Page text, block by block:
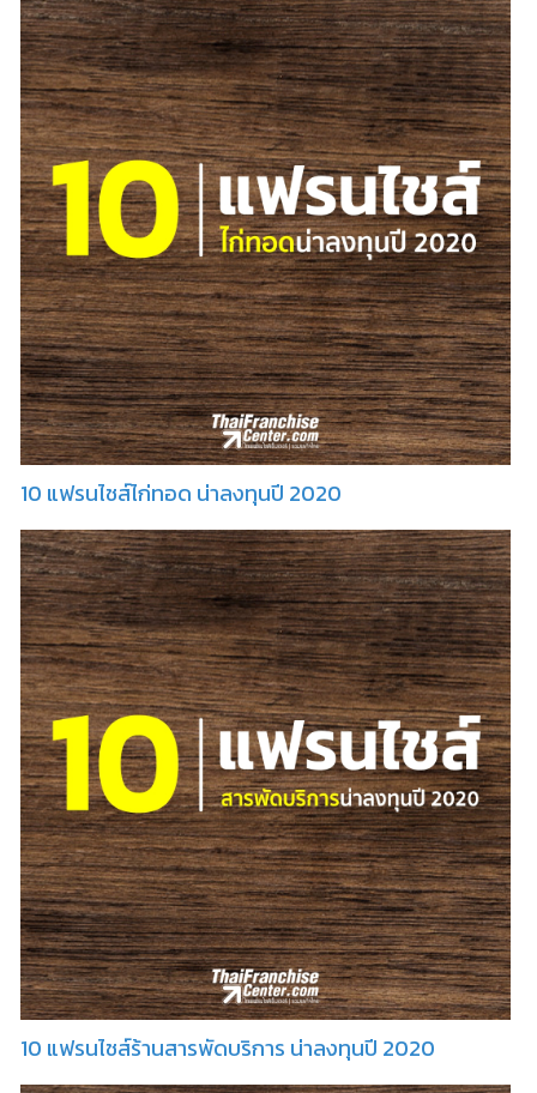
10 แฟรนไชส์ไก่ทอด น่าลงทุนปี 2020
10 แฟรนไชส์ร้านสารพัดบริการ น่าลงทุนปี 2020